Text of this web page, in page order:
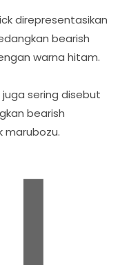
direpresentasikan
bearish
warna hitam.
sering disebut
bearish
marubozu.